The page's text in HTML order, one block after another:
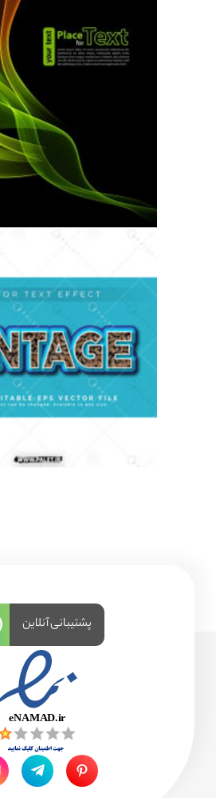
پشتیبانی آنلاین